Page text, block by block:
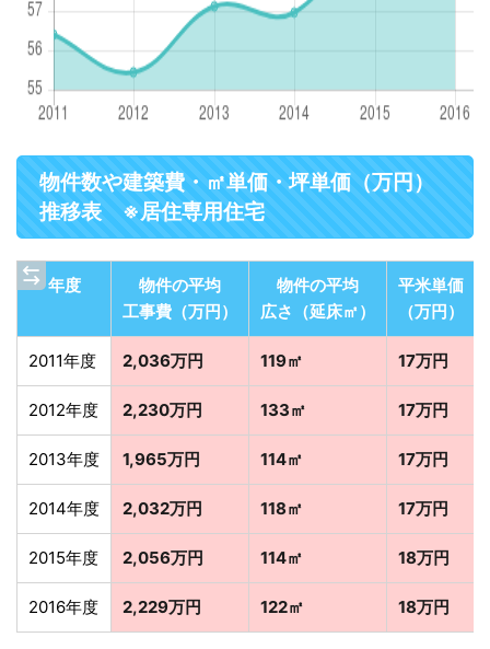
物件数や建築費・㎡単価・坪単価（万円）
推移表 ※居住専用住宅
年度
物件の平均
工事費（万円）
物件の平均
広さ（延床㎡）
平米単価
（万円）
2011年度 2,036万円 119㎡ 17万円
2012年度 2,230万円 133㎡ 17万円
2013年度 1,965万円 114㎡ 17万円
2014年度 2,032万円 118㎡ 17万円
2015年度 2,056万円 114㎡ 18万円
2016年度 2,229万円 122㎡ 18万円